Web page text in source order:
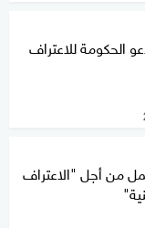
الحكومة للاعتراف
من أجل "الاعتراف